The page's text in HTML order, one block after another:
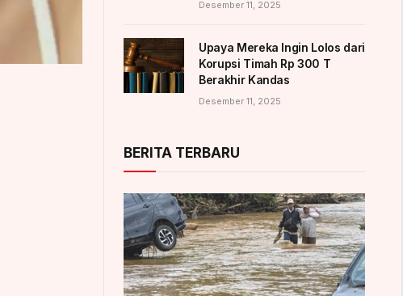
Desember 11, 2025
Upaya Mereka Ingin Lolos dari
Korupsi Timah Rp 300 T
Berakhir Kandas
Desember 11, 2025
BERITA TERBARU